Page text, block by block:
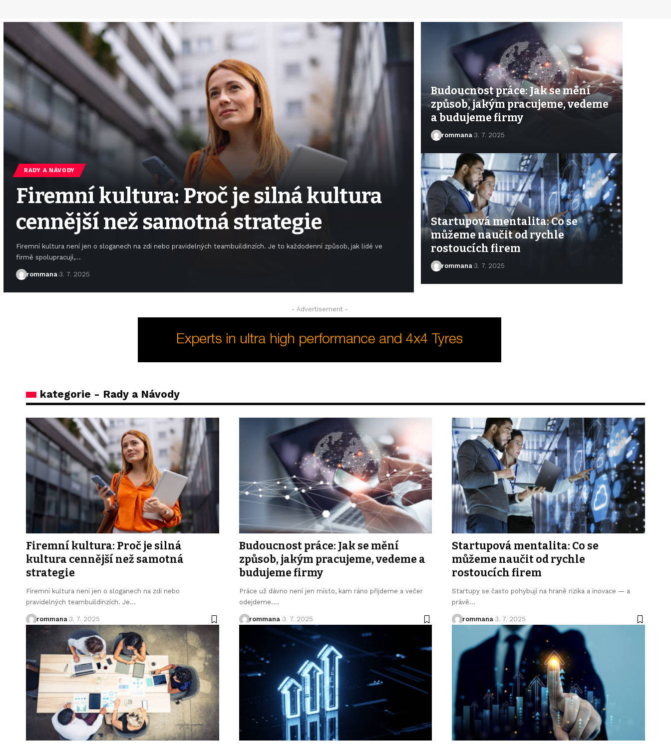
RADY A NÁVODY
Firemní kultura: Proč je silná kultura
cennější než samotná strategie
Firemní kultura není jen o sloganech na zdi nebo pravidelných teambuildinzích. Je to každodenní způsob, jak lidé ve
firmě spolupracují,…
rommana 3. 7. 2025
Budoucnost práce: Jak se mění
způsob, jakým pracujeme, vedeme
a budujeme firmy
rommana 3. 7. 2025
Startupová mentalita: Co se
můžeme naučit od rychle
rostoucích firem
rommana 3. 7. 2025
- Advertisement -
kategorie - Rady a Návody
Firemní kultura: Proč je silná
kultura cennější než samotná
strategie
Firemní kultura není jen o sloganech na zdi nebo
pravidelných teambuildinzích. Je…
rommana 3. 7. 2025
Budoucnost práce: Jak se mění
způsob, jakým pracujeme, vedeme a
budujeme firmy
Práce už dávno není jen místo, kam ráno přijdeme a večer
odejdeme.…
rommana 3. 7. 2025
Startupová mentalita: Co se
můžeme naučit od rychle
rostoucích firem
Startupy se často pohybují na hraně rizika a inovace — a
právě…
rommana 3. 7. 2025